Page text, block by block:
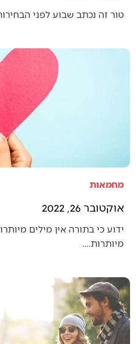
טור זה נכתב שבוע לפני
מחמאות
אוקטובר 26, 2022
ידוע כי בתורה אין מילים
מיותרות.…